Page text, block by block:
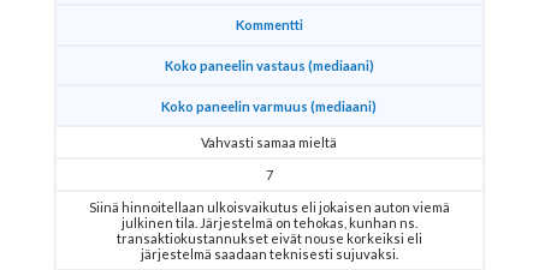
Kommentti
Koko paneelin vastaus (mediaani)
Koko paneelin varmuus (mediaani)
Vahvasti samaa mieltä
7
Siinä hinnoitellaan ulkoisvaikutus eli jokaisen auton viemä
julkinen tila. Järjestelmä on tehokas, kunhan ns.
transaktiokustannukset eivät nouse korkeiksi eli
järjestelmä saadaan teknisesti sujuvaksi.